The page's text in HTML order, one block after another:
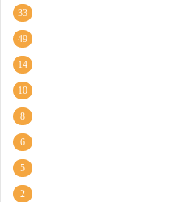
33
49
14
10
8
6
5
2